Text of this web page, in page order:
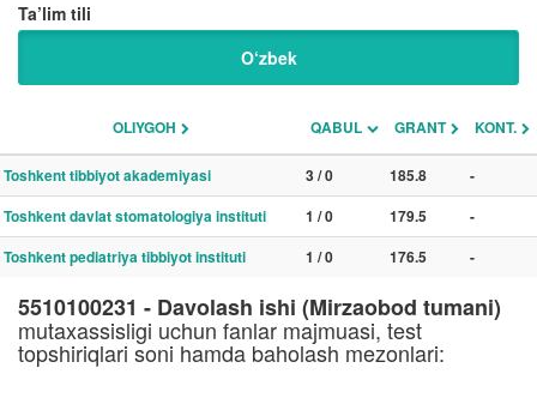
Ta’lim tili
O‘zbek
OLIYGOH QABUL GRANT KONT.
Toshkent tibbiyot akademiyasi 3 / 0 185.8
-
Toshkent davlat stomatologiya instituti
1 / 0 179.5
-
Toshkent pediatriya tibbiyot instituti
1 / 0 176.5 -
5510100231 - Davolash ishi (Mirzaobod tumani)
mutaxassisligi uchun fanlar majmuasi, test
topshiriqlari soni hamda baholash mezonlari: